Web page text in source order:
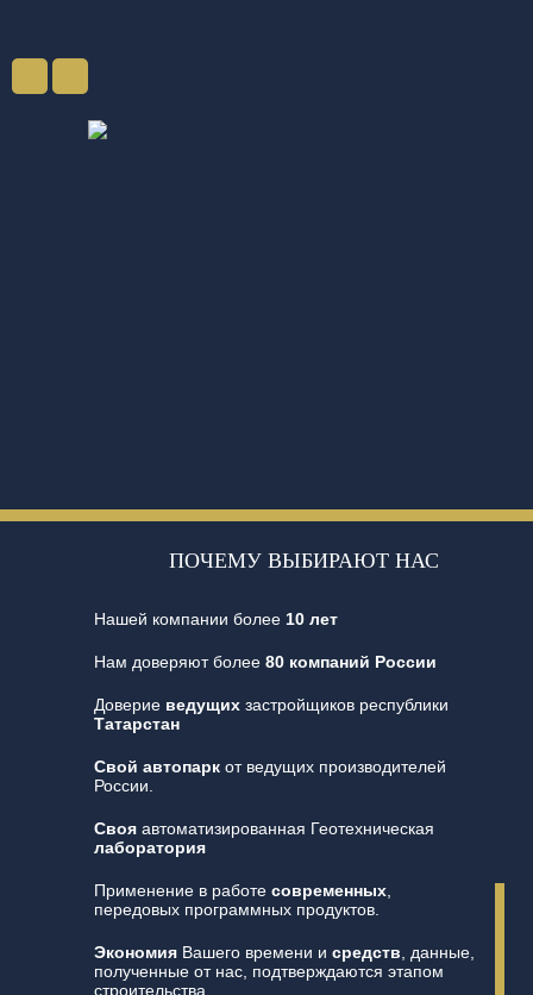
ПОЧЕМУ ВЫБИРАЮТ НАС
Нашей компании более 10 лет
Нам доверяют более 80 компаний России
Доверие ведущихзастройщиков республики
Татарстан
Свой автопаркот ведущих производителей
России.
Свояавтоматизированная Геотехническая
лаборатория
Применение в работе современных,
передовых программных продуктов.
ЭкономияВашего времени и средств , данные,
полученные от нас, подтверждаются этапом
строительства.